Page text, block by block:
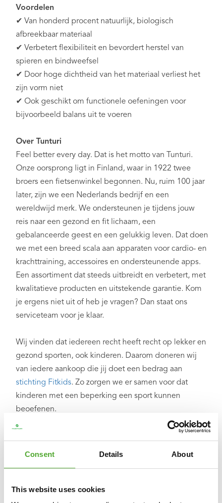
Consent Details About
This website uses cookies
Voordelen
✔ Van honderd procent natuurlijk, biologisch
afbreekbaar materiaal
✔ Verbetert flexibiliteit en bevordert herstel van
spieren en bindweefsel
✔ Door hoge dichtheid van het materiaal verliest het
zijn vorm niet
✔ Ook geschikt om functionele oefeningen voor
bijvoorbeeld balans uit te voeren
Over Tunturi
Feel better every day. Dat is het motto van Tunturi.
Onze oorsprong ligt in Finland, waar in 1922 twee
broers een fietsenwinkel begonnen. Nu, ruim 100 jaar
later, zijn we een Nederlands bedrijf en een
wereldwijd merk. We ondersteunen je tijdens jouw
reis naar een gezond en fit lichaam, een
gebalanceerde geest en een gelukkig leven. Dat doen
we met een breed scala aan apparaten voor cardio- en
krachttraining, accessoires en ondersteunende apps.
Een assortiment dat steeds uitbreidt en verbetert, met
kwalitatieve producten en uitstekende garantie. Kom
je ergens niet uit of heb je vragen? Dan staat ons
serviceteam voor je klaar.
Wij vinden dat iedereen recht heeft recht op lekker en
gezond sporten, ook kinderen. Daarom doneren wij
van iedere aankoop die jij doet een bedrag aan
stichting Fitkids. Zo zorgen we er samen voor dat
kinderen met een beperking een sport kunnen
beoefenen.
○ Afmeting: L 30 x B 10 x H 10 cm
○ Product code: 14TUSYO061